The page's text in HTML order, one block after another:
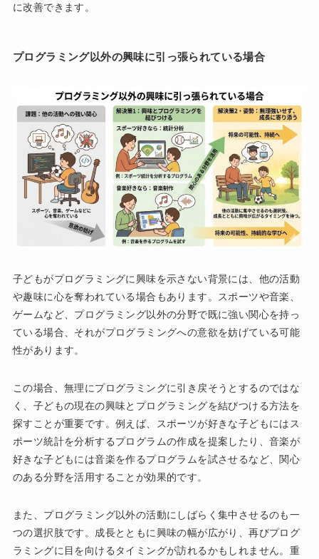
に改善できます。
プログラミング以外の興味に引っ張られている場合
子どもがプログラミングに興味を示さない背景には、他の活動
や趣味に心を奪われている場合もあります。スポーツや音楽、
ゲームなど、プログラミング以外の分野で既に強い関心を持っ
ている場合、それがプログラミングへの意欲を妨げている可能
性があります。
この場合、無理にプログラミングに引き戻そうとするのではな
く、子どもの現在の興味とプログラミングを結びつける方法を
探すことが重要です。例えば、スポーツが好きな子どもにはス
ポーツ統計を分析するプログラムの作成を提案したり、音楽が
好きな子どもには音楽を作るプログラムを試させるなど、関心
のある分野を活用することが効果的です。
また、プログラミング以外の活動にしばらく集中させるのも一
つの選択肢です。成長とともに興味の幅が広がり、再びプログ
ラミングに目を向けるタイミングが訪れるかもしれません。重